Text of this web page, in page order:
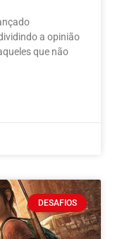
a opinião
que não
DESAFIOS